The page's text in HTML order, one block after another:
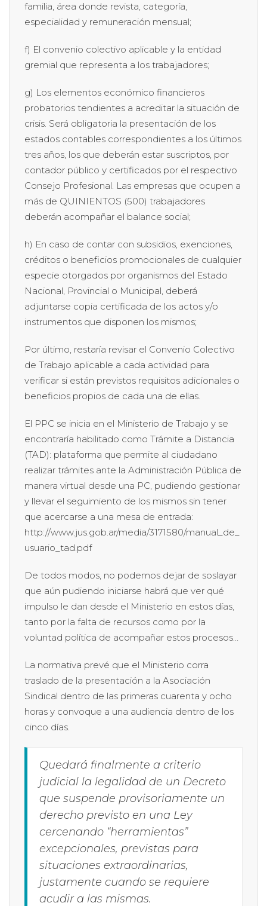
familia, área donde revista, categoría,
especialidad y remuneración mensual;
f) El convenio colectivo aplicable y la entidad
gremial que representa a los trabajadores;
g) Los elementos económico financieros
probatorios tendientes a acreditar la situación de
crisis. Será obligatoria la presentación de los
estados contables correspondientes a los últimos
tres años, los que deberán estar suscriptos, por
contador público y certificados por el respectivo
Consejo Profesional. Las empresas que ocupen a
más de QUINIENTOS (500) trabajadores
deberán acompañar el balance social;
h) En caso de contar con subsidios, exenciones,
créditos o beneficios promocionales de cualquier
especie otorgados por organismos del Estado
Nacional, Provincial o Municipal, deberá
adjuntarse copia certificada de los actos y/o
instrumentos que disponen los mismos;
Por último, restaría revisar el Convenio Colectivo
de Trabajo aplicable a cada actividad para
verificar si están previstos requisitos adicionales o
beneficios propios de cada una de ellas.
El PPC se inicia en el Ministerio de Trabajo y se
encontraría habilitado como Trámite a Distancia
(TAD): plataforma que permite al ciudadano
realizar trámites ante la Administración Pública de
manera virtual desde una PC, pudiendo gestionar
y llevar el seguimiento de los mismos sin tener
que acercarse a una mesa de entrada:
http://www.jus.gob.ar/media/3171580/manual_de_
usuario_tad.pdf
De todos modos, no podemos dejar de soslayar
que aún pudiendo iniciarse habrá que ver qué
impulso le dan desde el Ministerio en estos días,
tanto por la falta de recursos como por la
voluntad política de acompañar estos procesos…
La normativa prevé que el Ministerio corra
traslado de la presentación a la Asociación
Sindical dentro de las primeras cuarenta y ocho
horas y convoque a una audiencia dentro de los
cinco días.
Quedará finalmente a criterio
judicial la legalidad de un Decreto
que suspende provisoriamente un
derecho previsto en una Ley
cercenando “herramientas”
excepcionales, previstas para
situaciones extraordinarias,
justamente cuando se requiere
acudir a las mismas.